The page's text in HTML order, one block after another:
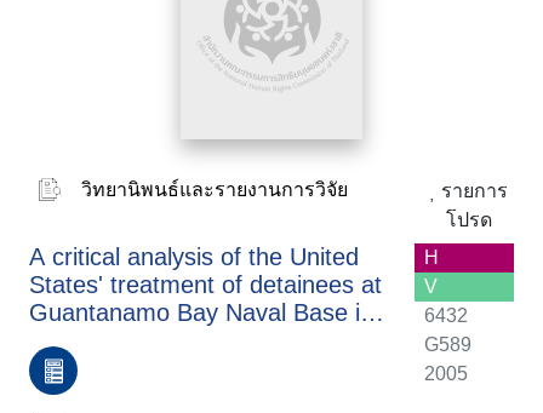
วิทยานิพนธ์และรายงานการวิจัย
รายการ
โปรด
A critical analysis of the United
States' treatment of detainees at
Guantanamo Bay Naval Base in
the context of internation law
H
V
6432
G589
2005